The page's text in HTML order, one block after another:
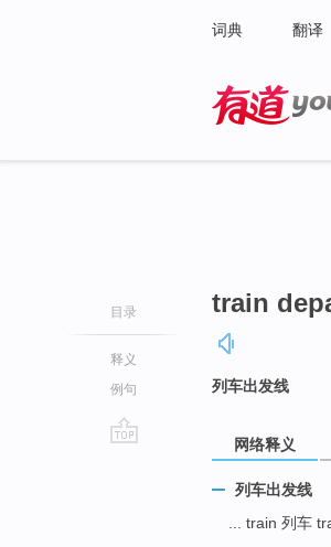
词典 翻译
目录
释义
例句
train
列车出发线
网络释义
列车出发线
... train 列车